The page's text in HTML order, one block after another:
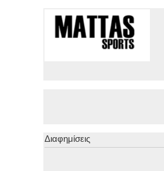
Διαφημίσεις